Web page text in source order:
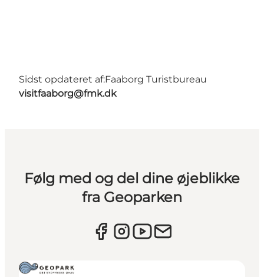
Sidst opdateret af:Faaborg Turistbureau
visitfaaborg@fmk.dk
Følg med og del dine øjeblikke
fra Geoparken